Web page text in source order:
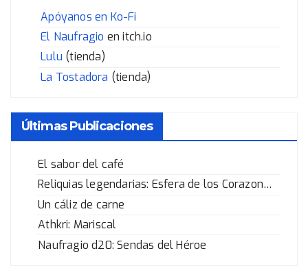
Apóyanos en Ko-Fi
El Naufragio en itch.io
Lulu (tienda)
La Tostadora (tienda)
Últimas Publicaciones
El sabor del café
Reliquias legendarias: Esfera de los Corazones Rotos
Un cáliz de carne
Athkri: Mariscal
Naufragio d20: Sendas del Héroe